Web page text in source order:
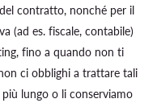
contratto, nonché per il
(ad es. fiscale, contabile)
fino a quando non ti
ci obblighi a trattare tali
lungo o li conserviamo